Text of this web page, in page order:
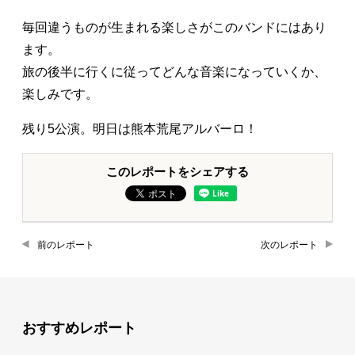
毎回違うものが生まれる楽しさがこのバンドにはあり
ます。
旅の後半に行くに従ってどんな音楽になっていくか、
楽しみです。
残り5公演。明日は熊本荒尾アルバーロ！
このレポートをシェアする
前のレポート 次のレポート
おすすめレポート